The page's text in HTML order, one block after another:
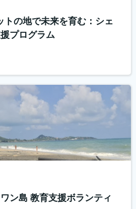
トの地で未来を育む：シェ
プログラム
ン島 教育支援ボランティ